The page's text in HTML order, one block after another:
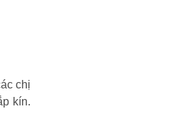
chị
kín.